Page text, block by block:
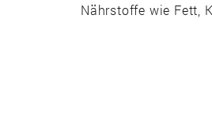
Nährstoffe wie Fett,